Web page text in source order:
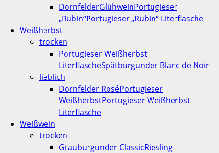
DornfelderGlühweinPortugieser
„Rubin“Portugieser „Rubin“ Literflasche
Weißherbst
trocken
Portugieser Weißherbst
LiterflascheSpätburgunder Blanc de Noir
lieblich
Dornfelder RoséPortugieser
WeißherbstPortugieser Weißherbst
Literflasche
Weißwein
trocken
Grauburgunder ClassicRiesling